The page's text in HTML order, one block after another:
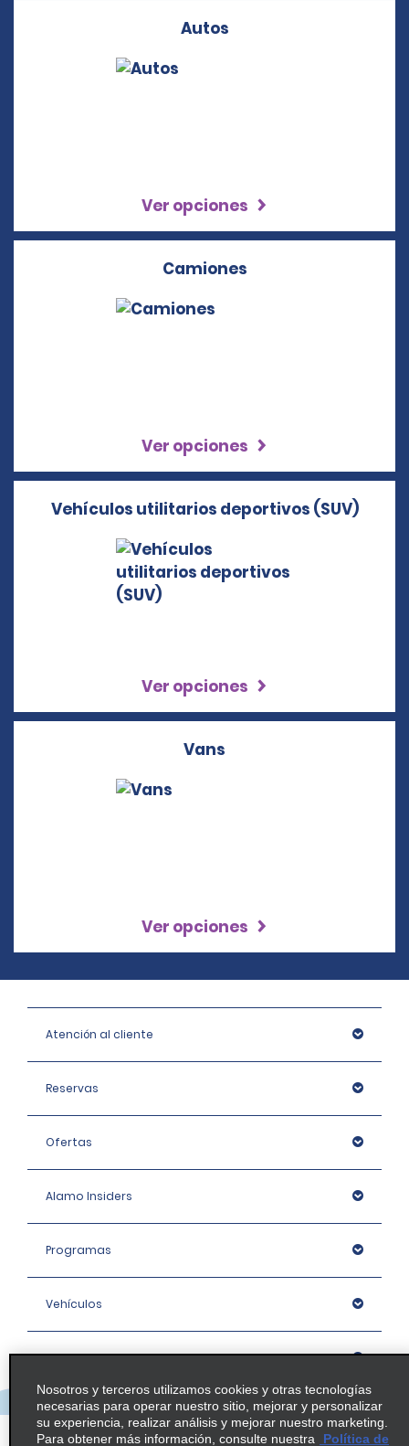
Autos
Ver opciones
Camiones
Ver opciones
Vehículos utilitarios deportivos (SUV)
Ver opciones
Vans
Ver opciones
Atención al cliente
Reservas
Ofertas
Alamo Insiders
Programas
Vehículos
Oficinas
Empresa
Nosotros y terceros utilizamos cookies y otras tecnologías
necesarias para operar nuestro sitio, mejorar y personalizar
su experiencia, realizar análisis y mejorar nuestro marketing.
Para obtener más información, consulte nuestra
Política de